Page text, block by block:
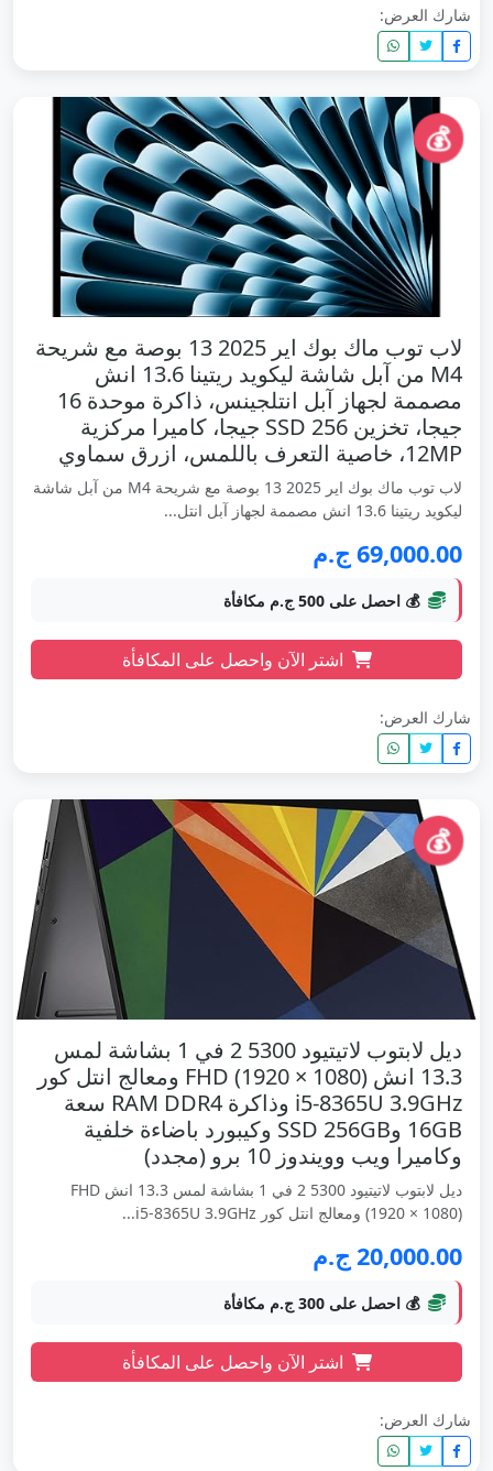
شارك العرض:
💰
لاب توب ماك بوك اير 2025 13 بوصة مع شريحة
M4 من آبل شاشة ليكويد ريتينا 13.6 انش
مصممة لجهاز آبل انتلجينس، ذاكرة موحدة 16
جيجا، تخزين SSD 256 جيجا، كاميرا مركزية
12MP، خاصية التعرف باللمس، ازرق سماوي
لاب توب ماك بوك اير 2025 13 بوصة مع شريحة M4 من آبل شاشة
ليكويد ريتينا 13.6 انش مصممة لجهاز آبل انتل...
69,000.00 ج.م
💰 احصل على 500 ج.م مكافأة
اشتر الآن واحصل على المكافأة
شارك العرض:
💰
ديل لابتوب لاتيتيود 5300 2 في 1 بشاشة لمس
13.3 انش FHD (1920 × 1080) ومعالج انتل كور
i5-8365U 3.9GHz وذاكرة RAM DDR4 سعة
16GB وSSD 256GB وكيبورد باضاءة خلفية
وكاميرا ويب وويندوز 10 برو (مجدد)
ديل لابتوب لاتيتيود 5300 2 في 1 بشاشة لمس 13.3 انش FHD
(1920 × 1080) ومعالج انتل كور i5-8365U 3.9GHz...
20,000.00 ج.م
💰 احصل على 300 ج.م مكافأة
اشتر الآن واحصل على المكافأة
شارك العرض: